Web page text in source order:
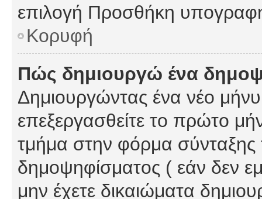
επιλογή Προσθήκη
Κορυφή
Πώς δημιουργώ ένα
Δημιουργώντας ένα νέο
επεξεργασθείτε το πρώτο
τμήμα στην φόρμα σύνταξης
δημοψηφίσματος ( εάν δεν
μην έχετε δικαιώματα